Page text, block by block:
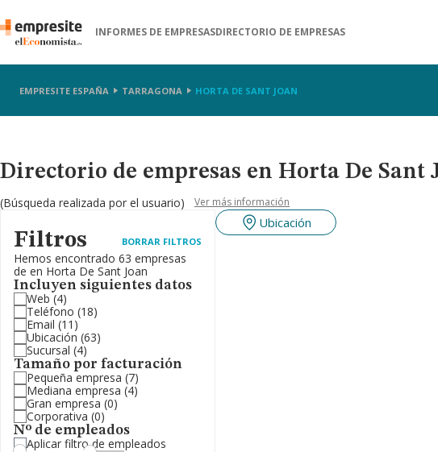
INFORMES DE EMPRESASDIRECTORIO DE EMPRESAS
EMPRESITE ESPAÑA TARRAGONA HORTA DE SANT JOAN
Directorio de empresas en Horta De Sant
(Búsqueda realizada por el usuario) Ver más información
Filtros BORRAR FILTROS
Hemos encontrado 63 empresas
de en Horta De Sant Joan
Incluyen siguientes datos
Web (4)
Teléfono (18)
Email (11)
Ubicación (63)
Sucursal (4)
Tamaño por facturación
Pequeña empresa (7)
Mediana empresa (4)
Gran empresa (0)
Corporativa (0)
Nº de empleados
Aplicar filtro de empleados
Ubicación